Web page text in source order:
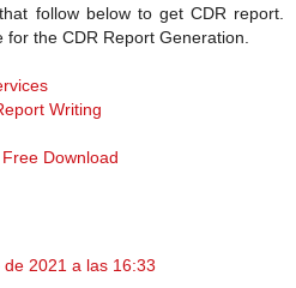
follow below to get CDR report.
for the CDR Report Generation.
Writing
Download
2021 a las 16:33